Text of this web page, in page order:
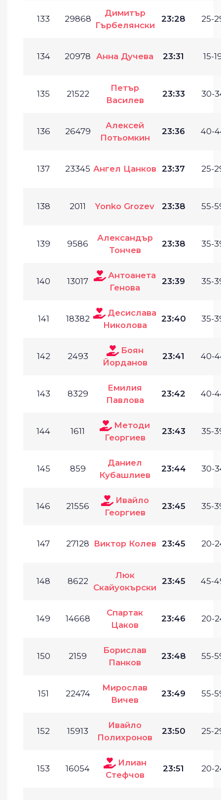
133 29868
Димитър
Гърбелянски
23:28 25-
134 20978 Анна Дучева 23:31 15-
135 21522
Петър
Василев
23:33 30-
136 26479
Алексей
Потьомкин
23:36 40-
137 23345 Ангел Цанков 23:37 25-
138 2011 Yonko Grozev 23:38 55-
139 9586
Александър
Тончев
23:38 35-
140 13017
Антоанета
Генова
23:39 35-
141 18382
Десислава
Николова
23:40 35-
142 2493
Боян
Йорданов
23:41 40-
143 8329
Емилия
Павлова
23:42 40-
144 1611
Методи
Георгиев
23:43 35-
145 859
Даниел
Кубашлиев
23:44 30-
146 21556
Ивайло
Георгиев
23:45 35-
147 27128 Виктор Колев 23:45 20-
148 8622
Люк
Скайуокърски
23:45 45-
149 14668
Спартак
Цаков
23:46 20-
150 2159
Борислав
Панков
23:48 55-
151 22474
Мирослав
Вичев
23:49 55-
152 15913
Ивайло
Полихронов
23:50 25-
153 16054
Илиан
Стефчов
23:51 20-